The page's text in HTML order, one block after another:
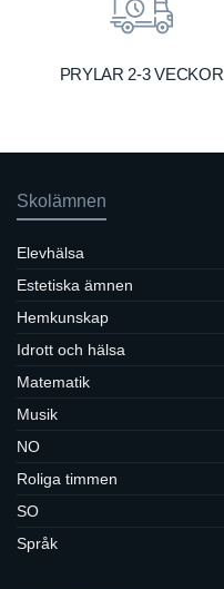
PRYLAR 2-3 VECKOR
Skolämnen
Elevhälsa
Estetiska ämnen
Hemkunskap
Idrott och hälsa
Matematik
Musik
NO
Roliga timmen
SO
Språk